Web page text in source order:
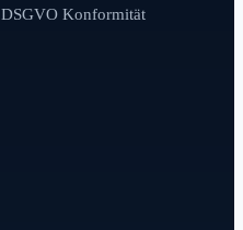
DSGVO Konformität